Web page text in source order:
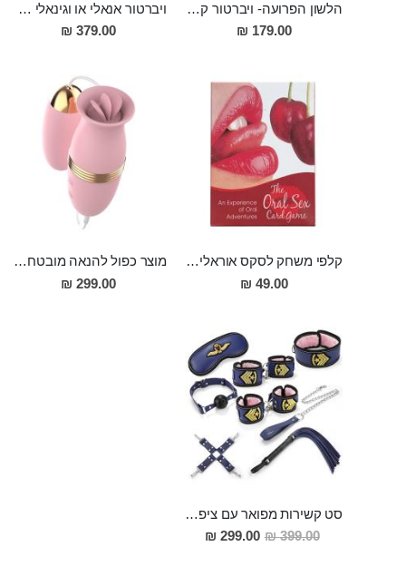
הלשון הפרועה- ויברטור קומפקטי אוראלי מפנק נטען בעל 12 מצבי רטט, מסיליקון
179.00 ₪
ויברטור אנאלי או וגינאלי מסיליקון רפואי עם עינוג חיצוני סופר מפנק לשימוש זוגי או לבד Hunting Sky
379.00 ₪
קלפי משחק לסקס אוראלי לזוגות הנועזים
49.00 ₪
מוצר כפול להנאה מובטחת גם ביצת רטט חזקה מסיליקון רפואי וגם ויברטור לשון לגירוי עדין וממוקד של הדגדגן LILO
299.00 ₪
סט קשירות מפואר עם ציפוי פרוותי "Alois" כולל אזיקי ידיים, אזיקי רגליים, שוט, קולר ורצועה, איקס לקשירת hogtie, כיסוי עיניים, גאג
399.00 ₪
מחיר
מבצע
299.00 ₪